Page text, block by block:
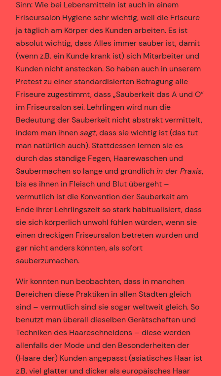
Sinn: Wie bei Lebensmitteln ist auch in einem
Friseursalon Hygiene sehr wichtig, weil die Friseure
ja täglich am Körper des Kunden arbeiten. Es ist
absolut wichtig, dass Alles immer sauber ist, damit
(wenn z.B. ein Kunde krank ist) sich Mitarbeiter und
Kunden nicht anstecken. So haben auch in unserem
Pretest zu einer standardisierten Befragung alle
Friseure zugestimmt, dass „Sauberkeit das A und O“
im Friseursalon sei. Lehrlingen wird nun die
Bedeutung der Sauberkeit nicht abstrakt vermittelt,
indem man ihnensagt, dass sie wichtig ist (das tut
man natürlich auch). Stattdessen lernen sie es
durch das ständige Fegen, Haarewaschen und
Saubermachen so lange und gründlichin der Praxis,
bis es ihnen in Fleisch und Blut übergeht –
vermutlich ist die Konvention der Sauberkeit am
Ende ihrer Lehrlingszeit so stark habitualisiert, dass
sie sich körperlich unwohl fühlen würden, wenn sie
einen dreckigen Friseursalon betreten würden und
gar nicht anders könnten, als sofort
sauberzumachen.
Wir konnten nun beobachten, dass in manchen
Bereichen diese Praktiken in allen Städten gleich
sind – vermutlich sind sie sogar weltweit gleich. So
benutzt man überall dieselben Gerätschaften und
Techniken des Haareschneidens – diese werden
allenfalls der Mode und den Besonderheiten der
(Haare der) Kunden angepasst (asiatisches Haar ist
z.B. viel glatter und dicker als europäisches Haar